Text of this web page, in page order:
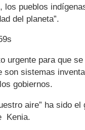
los pueblos
del planeta”.
urgente para que se
son sistemas
gobiernos.
aire” ha sido el
Kenia.